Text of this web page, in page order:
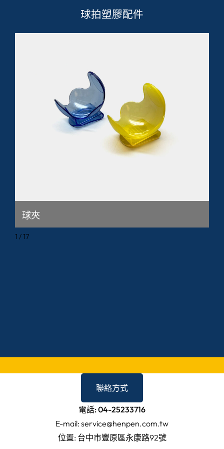
球拍塑膠配件
球夾
1 / 17
聯絡方式
電話: 04-25233716
E-mail: service@henpen.com.tw
位置: 台中市豐原區永康路92號